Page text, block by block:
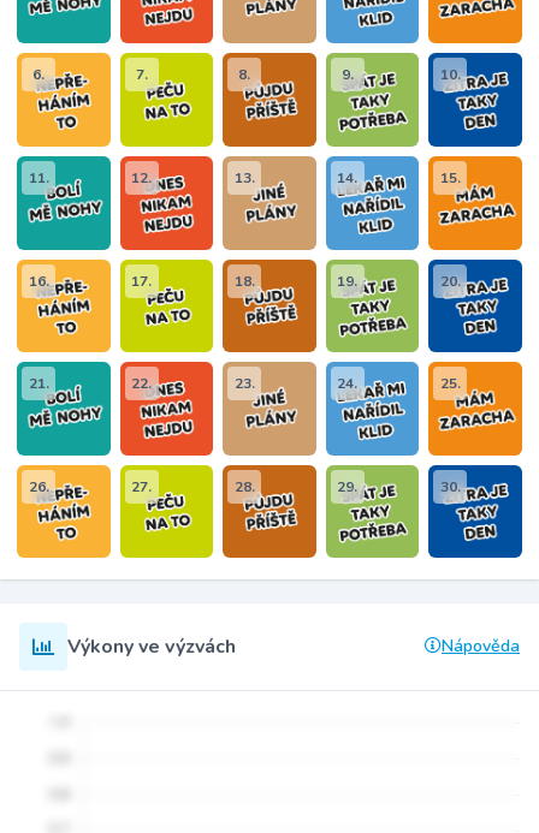
6. 7. 8. 9. 10.
11. 12. 13. 14. 15.
16. 17. 18. 19. 20.
21. 22. 23. 24. 25.
26. 27. 28. 29. 30.
Výkony ve výzvách Nápověda